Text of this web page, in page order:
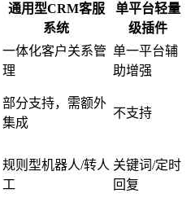
通用型CRM客服
系统
单平台轻量
级插件
一体化客户关系管
理
单一平台辅
助增强
部分支持，需额外
集成
不支持
规则型机器人/转人
工
关键词/定时
回复